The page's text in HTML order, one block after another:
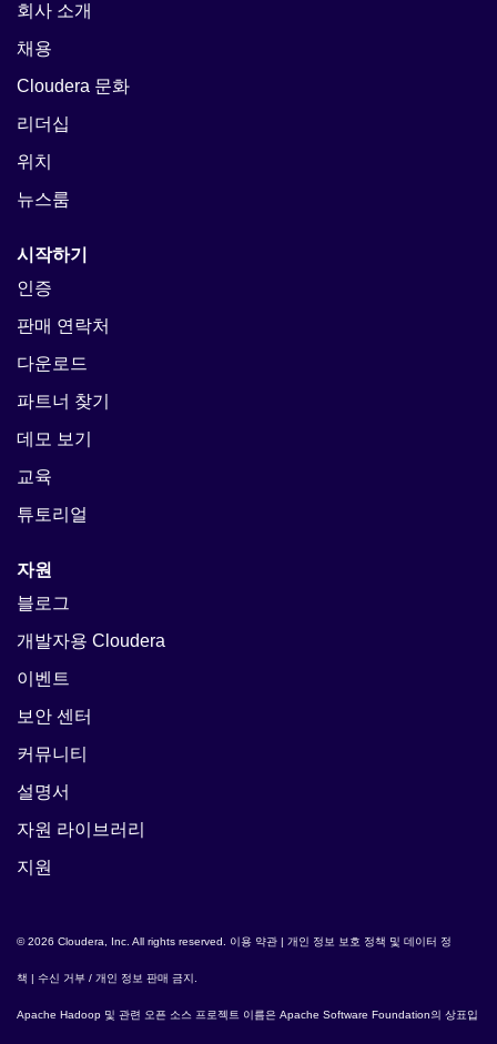
회사 소개
채용
Cloudera 문화
리더십
위치
뉴스룸
시작하기
인증
판매 연락처
다운로드
파트너 찾기
데모 보기
교육
튜토리얼
자원
블로그
개발자용 Cloudera
이벤트
보안 센터
커뮤니티
설명서
자원 라이브러리
지원
© 2026 Cloudera, Inc. All rights reserved. 이용 약관 | 개인 정보 보호 정책 및 데이터 정
책 | 수신 거부 / 개인 정보 판매 금지
Apache Hadoop 및 관련 오픈 소스 프로젝트 이름은 Apache Software Foundation의 상표입